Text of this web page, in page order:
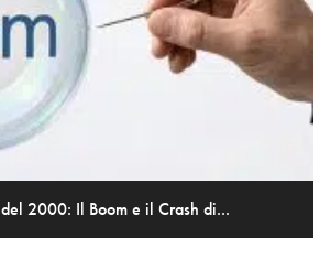
2000: Il Boom e il Crash di...